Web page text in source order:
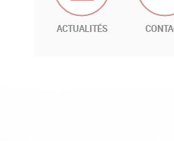
ACTUALITÉS